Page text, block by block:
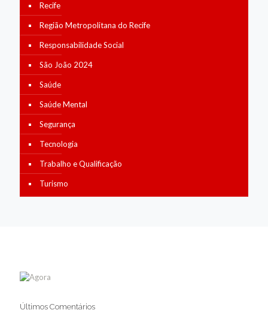
Recife
Região Metropolitana do Recife
Responsabilidade Social
São João 2024
Saúde
Saúde Mental
Segurança
Tecnologia
Trabalho e Qualificação
Turismo
Últimos Comentários